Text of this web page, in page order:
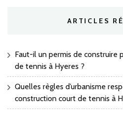
ARTICLES
Faut-il un permis de construire
de tennis à Hyeres ?
Quelles règles d’urbanisme
construction court de tennis à